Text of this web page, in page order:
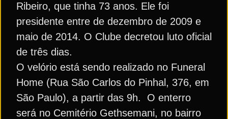
Ribeiro, que tinha 73 anos. Ele foi
presidente entre de dezembro de 2009 e
maio de 2014. O Clube decretou luto oficial
de três dias.
O velório está sendo realizado no Funeral
Home (Rua São Carlos do Pinhal, 376, em
São Paulo), a partir das 9h. O enterro
será no Cemitério Gethsemani, no bairro